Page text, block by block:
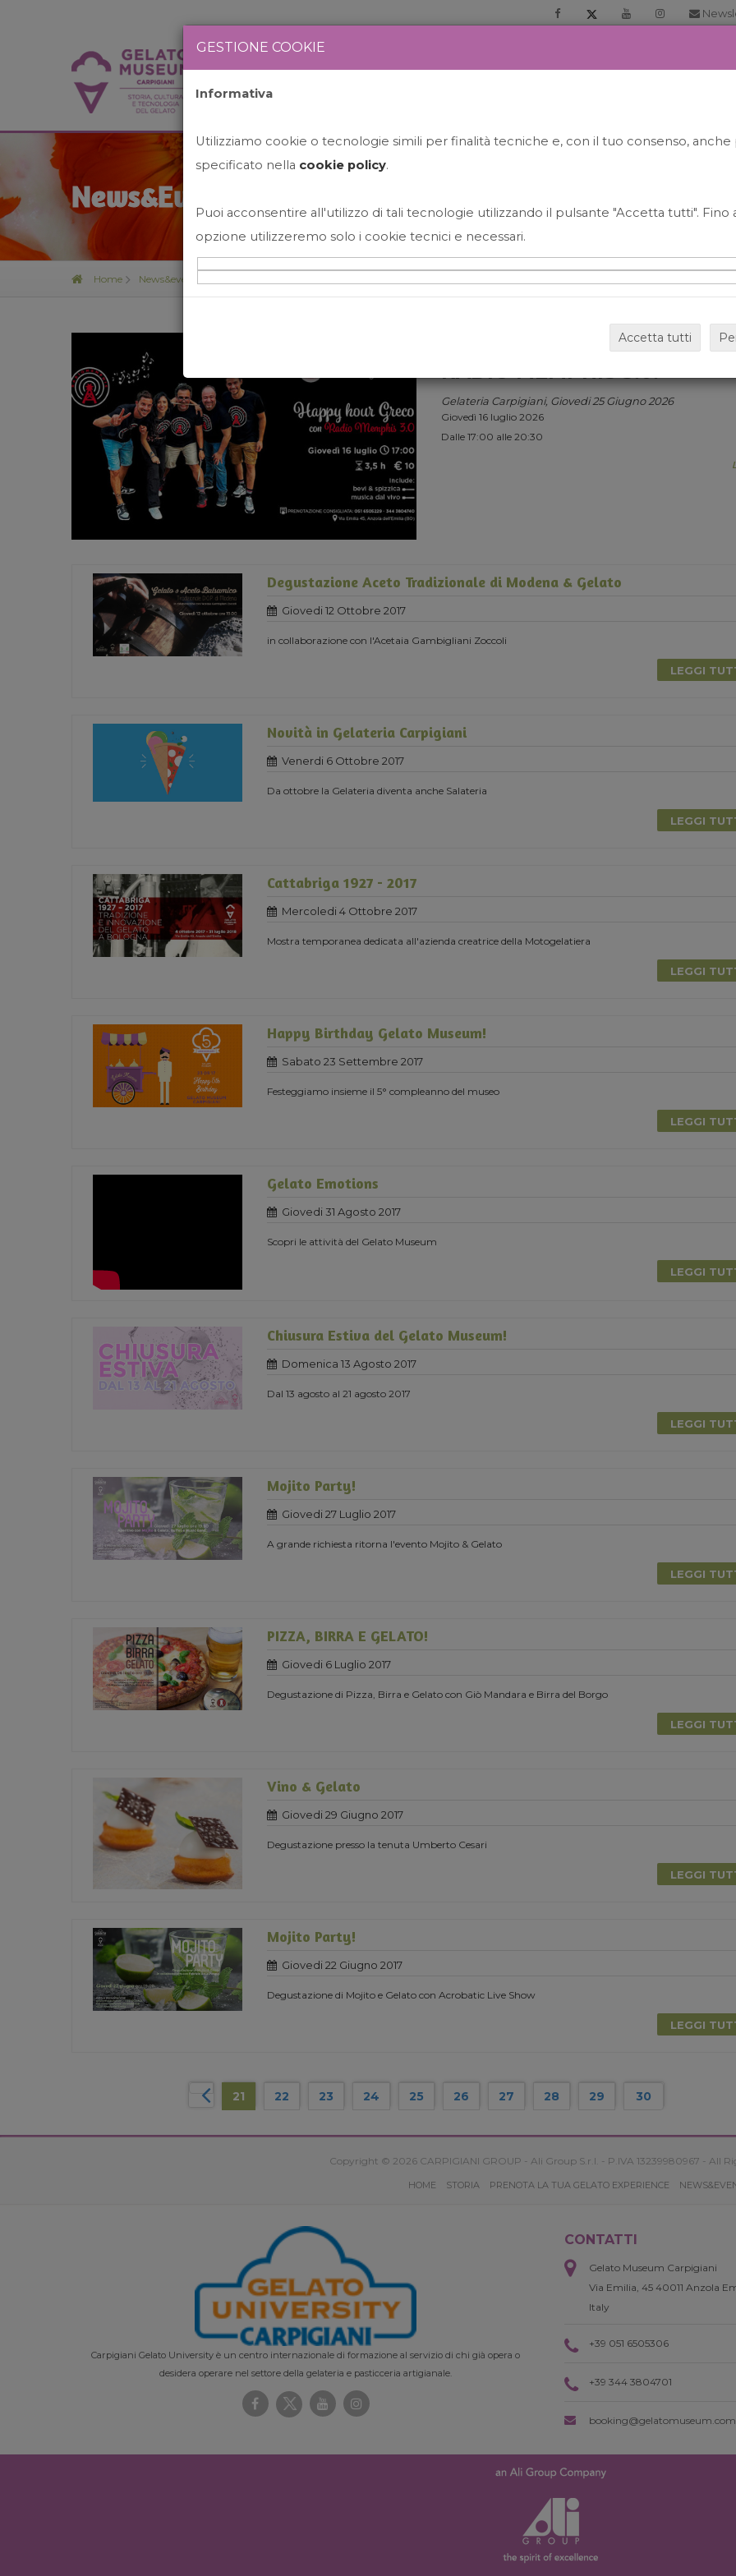
News&Events
Home News&events
HAPPY HOUR GRECO CON
RADIO MEMPHIS 3.0.
Gelateria Carpigiani, Giovedi 25 Giugno 2026
Giovedì 16 luglio 2026
Dalle 17:00 alle 20:30
Degustazione Aceto Tradizionale di Modena & Gelato
Giovedi 12 Ottobre 2017
in collaborazione con l'Acetaia Gambigliani Zoccoli
LEGGI
Novità in Gelateria Carpigiani
Venerdi 6 Ottobre 2017
Da ottobre la Gelateria diventa anche Salateria
LEGGI
Cattabriga 1927 - 2017
Mercoledi 4 Ottobre 2017
Mostra temporanea dedicata all'azienda creatrice della Motogelatiera
LEGGI
Happy Birthday Gelato Museum!
Sabato 23 Settembre 2017
Festeggiamo insieme il 5° compleanno del museo
LEGGI
Gelato Emotions
Giovedi 31 Agosto 2017
Scopri le attività del Gelato Museum
LEGGI
Chiusura Estiva del Gelato Museum!
Domenica 13 Agosto 2017
Dal 13 agosto al 21 agosto 2017
LEGGI
Mojito Party!
Giovedi 27 Luglio 2017
A grande richiesta ritorna l'evento Mojito & Gelato
LEGGI
PIZZA, BIRRA E GELATO!
Giovedi 6 Luglio 2017
Degustazione di Pizza, Birra e Gelato con Giò Mandara e Birra del Borgo
LEGGI
Vino & Gelato
Giovedi 29 Giugno 2017
Degustazione presso la tenuta Umberto Cesari
LEGGI
Mojito Party!
Giovedi 22 Giugno 2017
Degustazione di Mojito e Gelato con Acrobatic Live Show
LEGGI
21 22 23 24 25 26 27 28 29 30
Copyright © 2026 CARPIGIANI GROUP - Ali Group S.r.l. - P.IVA 13239980967 - All
HOME STORIA PRENOTA LA TUA GELATO EXPERIENCE
Carpigiani Gelato University è un centro internazionale di formazione al servizio di chi già opera o
desidera operare nel settore della gelateria e pasticceria artigianale.
CONTATTI
Gelato Museum Carpigiani
Via Emilia, 45 40011 Anzola
Italy
+39 051 6505306
+39 344 3804701
booking@gelatomuseum.com
GESTIONE COOKIE
Informativa
Utilizziamo cookie o tecnologie simili per finalità tecniche e, con il tuo consenso,
specificato nella cookie policy.
Puoi acconsentire all'utilizzo di tali tecnologie utilizzando il pulsante "Accetta tutti". Fino
opzione utilizzeremo solo i cookie tecnici e necessari.
Accetta tutti